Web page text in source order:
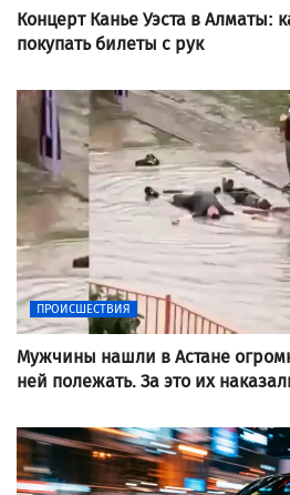
Концерт Канье Уэста в Алматы:
покупать билеты с рук
ПРОИСШЕСТВИЯ
Мужчины нашли в Астане
ней полежать. За это их